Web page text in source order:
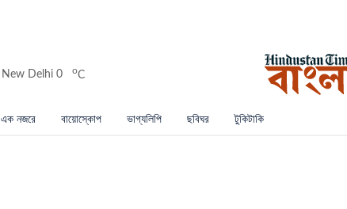
New Delhi 0 oC
এক নজরে বায়োস্কোপ ভাগ্যলিপি ছবিঘর টুকিটাকি